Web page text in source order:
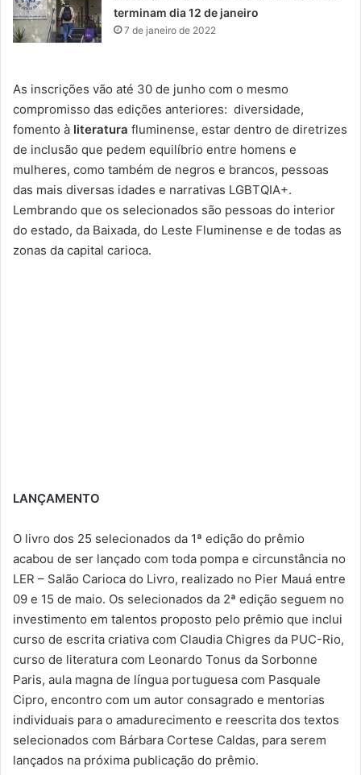
terminam dia 12 de janeiro
7 de janeiro de 2022
As inscrições vão até 30 de junho com o mesmo
compromisso das edições anteriores: diversidade,
fomento à literatura fluminense, estar dentro de diretrizes
de inclusão que pedem equilíbrio entre homens e
mulheres, como também de negros e brancos, pessoas
das mais diversas idades e narrativas LGBTQIA+.
Lembrando que os selecionados são pessoas do interior
do estado, da Baixada, do Leste Fluminense e de todas as
zonas da capital carioca.
LANÇAMENTO
O livro dos 25 selecionados da 1ª edição do prêmio
acabou de ser lançado com toda pompa e circunstância no
LER – Salão Carioca do Livro, realizado no Pier Mauá entre
09 e 15 de maio. Os selecionados da 2ª edição seguem no
investimento em talentos proposto pelo prêmio que inclui
curso de escrita criativa com Claudia Chigres da PUC-Rio,
curso de literatura com Leonardo Tonus da Sorbonne
Paris, aula magna de língua portuguesa com Pasquale
Cipro, encontro com um autor consagrado e mentorias
individuais para o amadurecimento e reescrita dos textos
selecionados com Bárbara Cortese Caldas, para serem
lançados na próxima publicação do prêmio.